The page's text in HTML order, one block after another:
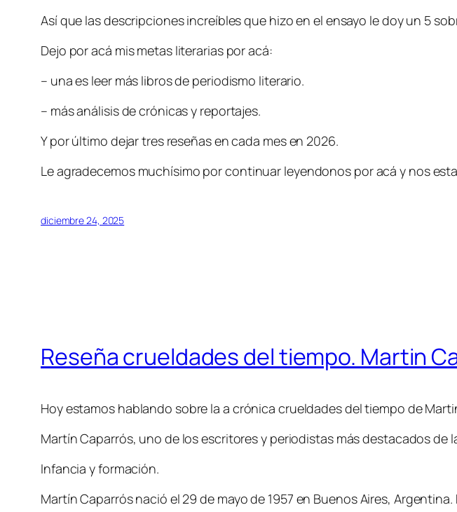
Así que las descripciones increíbles que hizo en el ensayo le doy un 5
Dejo por acá mis metas literarias por acá:
– una es leer más libros de periodismo literario.
– más análisis de crónicas y reportajes.
Y por último dejar tres reseñas en cada mes en 2026.
Le agradecemos muchísimo por continuar leyendonos por acá y nos
diciembre 24, 2025
Reseña crueldades del tiempo. Martin
Hoy estamos hablando sobre la a crónica crueldades del tiempo de
Martín Caparrós, uno de los escritores y periodistas más destacados
Infancia y formación.
Martín Caparrós nació el 29 de mayo de 1957 en Buenos Aires,